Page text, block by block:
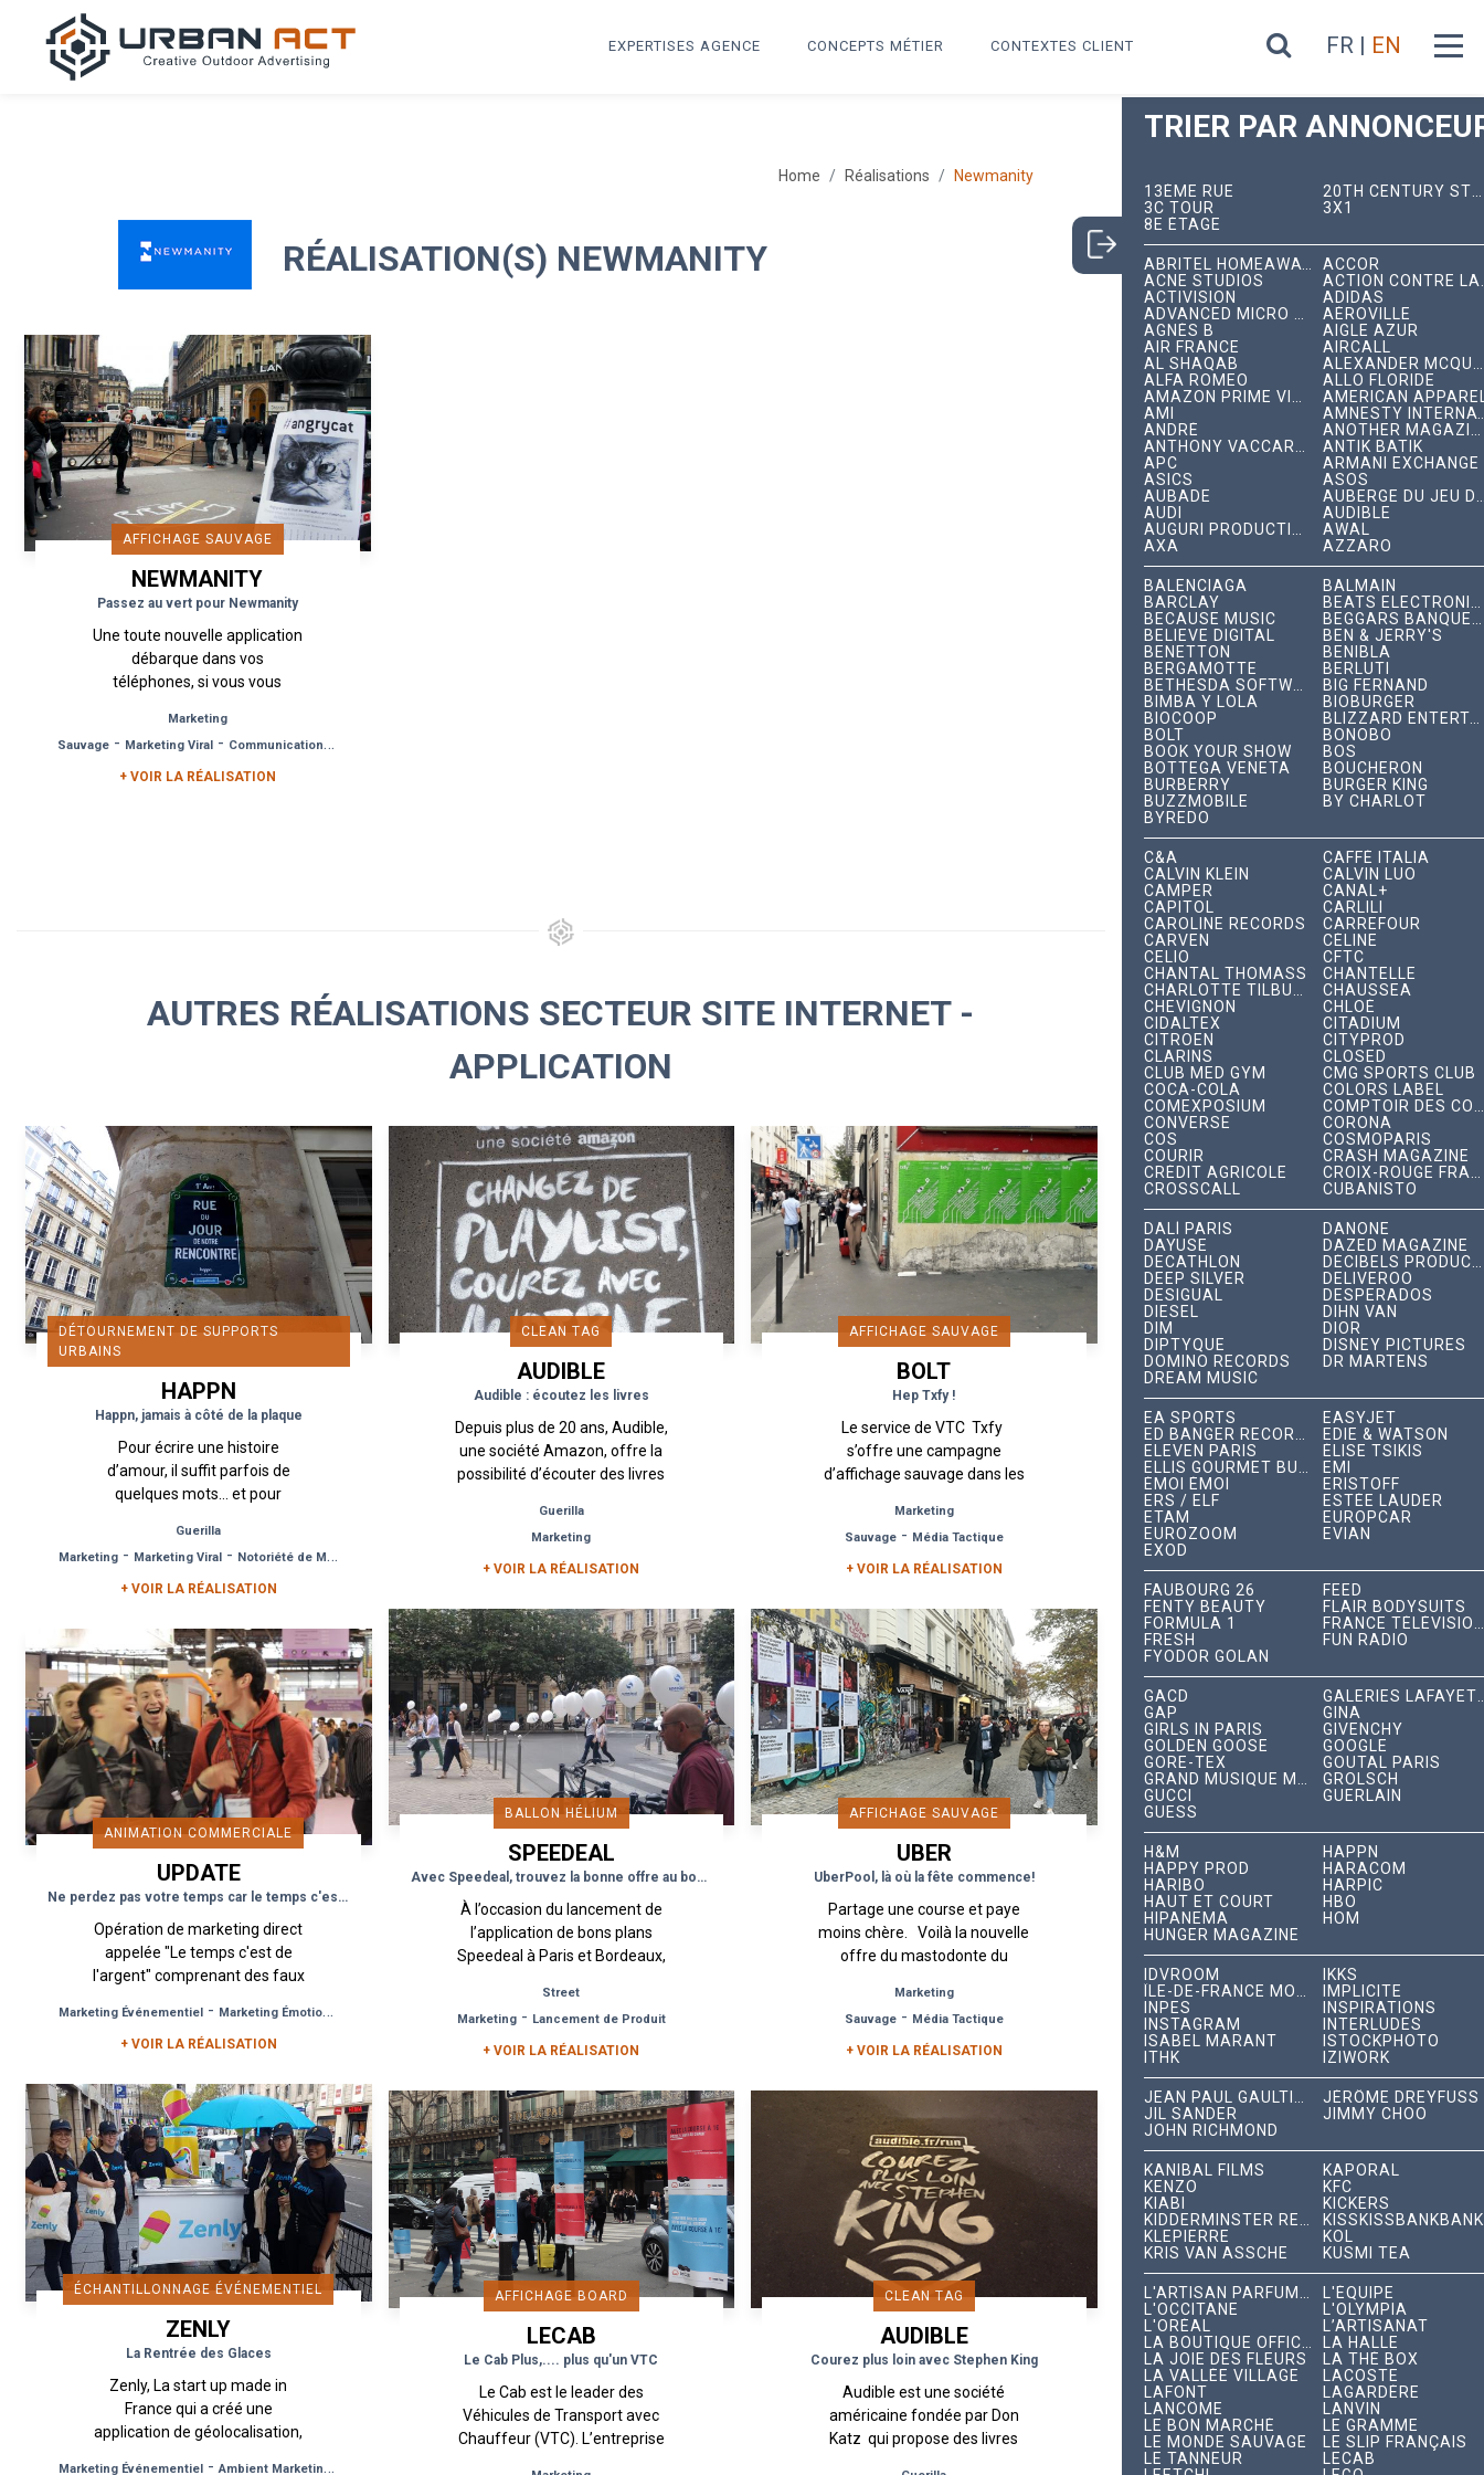
FR | EN
EXPERTISES AGENCE CONCEPTS MÉTIER CONTEXTES CLIENT
Home Réalisations Newmanity
RÉALISATION(S) NEWMANITY
AFFICHAGE SAUVAGE
NEWMANITY
Passez au vert pour Newmanity
Une toute nouvelle application
débarque dans vos
téléphones, si vous vous
particulier, demandez-lui
pourquoi elle est verte. «...
Marketing
Sauvage - Marketing Viral - Communication de Crise
+ VOIR LA RÉALISATION
AUTRES RÉALISATIONS SECTEUR SITE INTERNET -
APPLICATION
DÉTOURNEMENT DE SUPPORTS
URBAINS
HAPPN
Happn, jamais à côté de la plaque
Pour écrire une histoire
d’amour, il suffit parfois de
quelques mots… et pour
simplement lever la tête…Il
n’en faut pas plus aux
équipes...
Guerilla
Marketing - Marketing Viral - Notoriété de Marque
+ VOIR LA RÉALISATION
CLEAN TAG
AUDIBLE
Audible : écoutez les livres
Depuis plus de 20 ans, Audible,
une société Amazon, offre la
possibilité d’écouter des livres
la journée. L’application de
livre...
Guerilla
Marketing
+ VOIR LA RÉALISATION
AFFICHAGE SAUVAGE
BOLT
Hep Txfy !
Le service de VTC Txfy
s’offre une campagne
d’affichage sauvage dans les
août. Une campagne de
Street Marketing...
Marketing
Sauvage- Média Tactique
+ VOIR LA RÉALISATION
BALLON HÉLIUM
SPEEDEAL
Avec Speedeal, trouvez la bonne offre au bon endroit et au bon moment
À l’occasion du lancement de
l’application de bons plans
Speedeal à Paris et Bordeaux,
d’échantillonnage
événementiel ont été mises
en place dans...
Street
Marketing- Lancement de Produit
+ VOIR LA RÉALISATION
AFFICHAGE SAUVAGE
UBER
UberPool, là où la fête commence!
Partage une course et paye
moins chère. Voilà la nouvelle
offre du mastodonte du
élargit ses tarifs à la course
et...
Marketing
Sauvage- Média Tactique
+ VOIR LA RÉALISATION
ANIMATION COMMERCIALE
UPDATE
Ne perdez pas votre temps car le temps c'est de l'argent
Opération de marketing direct
appelée "Le temps c'est de
l'argent" comprenant des faux
en fait une publicité pour le
logiciel de...
Marketing Événementiel - Marketing Émotionnel Opération Commerciale
+ VOIR LA RÉALISATION
ÉCHANTILLONNAGE ÉVÉNEMENTIEL
ZENLY
La Rentrée des Glaces
Zenly, La start up made in
France qui a créé une
application de géolocalisation,
Marketing Événementiel - Ambient Marketing -
AFFICHAGE BOARD
LECAB
Le Cab Plus,.... plus qu'un VTC
Le Cab est le leader des
Véhicules de Transport avec
Chauffeur (VTC). L’entreprise
CLEAN TAG
AUDIBLE
Courez plus loin avec Stephen King
Audible est une société
américaine fondée par Don
Katz qui propose des livres
TRIER PAR
13ÈME RUE
3C TOUR
3X1
8E ÉTAGE
ACCOR
ACNE STUDIOS
ACTIVISION
ADIDAS
AÉROVILLE
AGNÈS B
AIGLE AZUR
AIR FRANCE
AIRCALL
AL SHAQAB
ALFA ROMEO
ALLO FLORIDE
AMERICAN
AMI
ANDRÉ
ANTIK BATIK
APC
ARMANI EXCHANGE
ASICS
ASOS
AUBADE
AUDI
AUDIBLE
AWAL
AXA
AZZARO
BALENCIAGA
BALMAIN
BARCLAY
BECAUSE MUSIC
BELIEVE DIGITAL
BEN & JERRY'S
BENETTON
BENIBLA
BERGAMOTTE
BERLUTI
BIG FERNAND
BIMBA Y LOLA
BIOBURGER
BIOCOOP
BLIZZARD ENTERTAINMENT
BOLT
BONOBO
BOOK YOUR SHOW
BOS
BOTTEGA VENETA
BOUCHERON
BURBERRY
BURGER KING
BUZZMOBILE
BY CHARLOT
BYREDO
C&A
CAFFÈ ITALIA
CALVIN KLEIN
CALVIN LUO
CAMPER
CANAL+
CAPITOL
CARLILI
CAROLINE RECORDS
CARREFOUR
CARVEN
CÉLINE
CELIO
CFTC
CHANTAL THOMASS
CHANTELLE
CHAUSSEA
CHEVIGNON
CHLOÉ
CIDALTEX
CITADIUM
CITROËN
CITYPROD
CLARINS
CLOSED
CLUB MED GYM
CMG SPORTS CLUB
COCA-COLA
COLORS LABEL
COMEXPOSIUM
CONVERSE
CORONA
COS
COSMOPARIS
COURIR
CRASH MAGAZINE
CRÉDIT AGRICOLE
CROSSCALL
CUBANISTO
DALÍ PARIS
DANONE
DAYUSE
DAZED MAGAZINE
DECATHLON
DEEP SILVER
DELIVEROO
DESIGUAL
DESPERADOS
DIESEL
DIHN VAN
DIM
DIOR
DIPTYQUE
DISNEY PICTURES
DOMINO RECORDS
DR MARTENS
DREAM MUSIC
EA SPORTS
EASYJET
EDIE & WATSON
ELEVEN PARIS
ÉLISE TSIKIS
EMI
ÉMOI ÉMOI
ERISTOFF
ERS / ELF
ESTÉE LAUDER
ETAM
EUROPCAR
EUROZOOM
EVIAN
EXOD
FAUBOURG 26
FEED
FENTY BEAUTY
FLAIR BODYSUITS
FORMULA 1
FRESH
FUN RADIO
FYODOR GOLAN
GACD
GAP
GINA
GIRLS IN PARIS
GIVENCHY
GOLDEN GOOSE
GOOGLE
GORE-TEX
GOUTAL PARIS
GROLSCH
GUCCI
GUERLAIN
GUESS
H&M
HAPPN
HAPPY PROD
HARACOM
HARIBO
HARPIC
HAUT ET COURT
HBO
HIPANEMA
HOM
HUNGER MAGAZINE
IDVROOM
IKKS
IMPLICITE
INPES
INSPIRATIONS
INSTAGRAM
INTERLUDES
ISABEL MARANT
ISTOCKPHOTO
ITHK
IZIWORK
JÉRÔME DREYFUSS
JIL SANDER
JIMMY CHOO
JOHN RICHMOND
KANIBAL FILMS
KAPORAL
KENZO
KFC
KIABI
KICKERS
KISSKISSBANKBANK
KLEPIERRE
KOL
KRIS VAN ASSCHE
KUSMI TEA
L'ÉQUIPE
L'OCCITANE
L'OLYMPIA
L'ORÉAL
L’ARTISANAT
LA HALLE
LA JOIE DES FLEURS
LA THÉ BOX
LA VALLÉE VILLAGE
LACOSTE
LAFONT
LAGARDÈRE
LANCÔME
LANVIN
LE BON MARCHÉ
LE GRAMME
LE MONDE SAUVAGE
LE SLIP FRANÇAIS
LE TANNEUR
LECAB